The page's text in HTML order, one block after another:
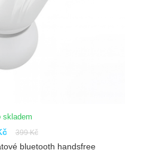
skladem
399 Kč
bluetooth handsfree